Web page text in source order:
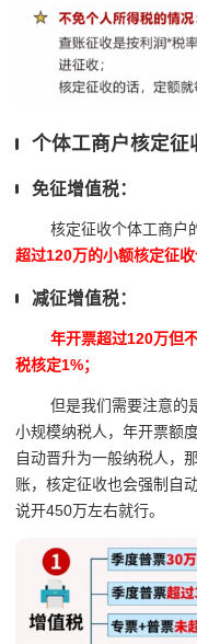
个体工商户核定征
免征增值税：
核定征收个体工商户的
超过120万的小额核定征
减征增值税：
年开票超过120万但
税核定1%；
但是我们需要注意的是
小规模纳税人，年开票额
自动晋升为一般纳税人，
账，核定征收也会强制自
说开450万左右就行。